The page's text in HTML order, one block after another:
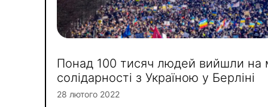
Понад 100 тисяч людей вийшли на
солідарності з Україною у Берліні
28 лютого 2022